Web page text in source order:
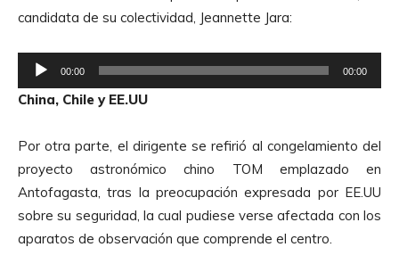
o
u
c
o
d
e
A
u
d
candidata de su colectividad, Jeannette Jara:
e
p
o
d
u
c
t
00:00 00:00
China, Chile y EE.UU
Por otra parte, el dirigente se refirió al congelamiento del
proyecto astronómico chino TOM emplazado en
Antofagasta, tras la preocupación expresada por EE.UU
sobre su seguridad, la cual pudiese verse afectada con los
aparatos de observación que comprende el centro.